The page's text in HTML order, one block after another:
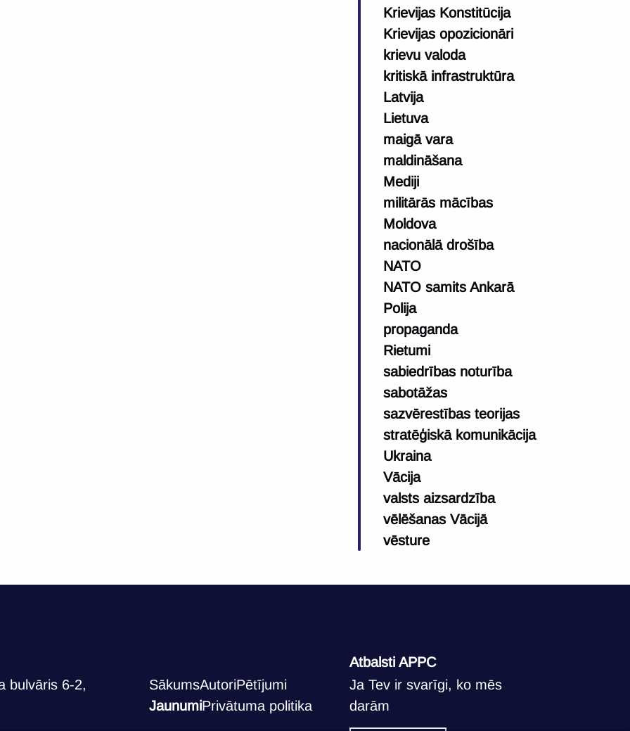
Krievijas Konstitūcija
Krievijas opozicionāri
krievu valoda
kritiskā infrastruktūra
Latvija
Lietuva
maigā vara
maldināšana
Mediji
militārās mācības
Moldova
nacionālā drošība
NATO
NATO samits Ankarā
Polija
propaganda
Rietumi
sabiedrības noturība
sabotāžas
sazvērestības teorijas
stratēģiskā komunikācija
Ukraina
Vācija
valsts aizsardzība
vēlēšanas Vācijā
vēsture
bulvāris 6-2,
SākumsAutoriPētījumi
JaunumiPrivātuma politika
Atbalsti APPC
Ja Tev ir svarīgi, ko mēs
darām